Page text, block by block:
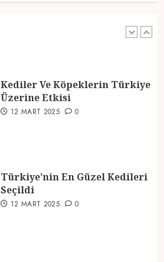
Üzerine Etkisi
Türkiye’nin En Güzel Kedileri
Seçildi
12 MART 2025 0
Türkiyede Gezilecek Yerler
1 MART 2025